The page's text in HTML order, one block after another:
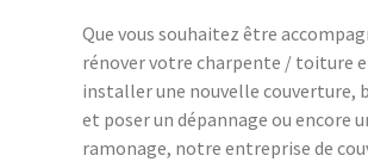
Que vous souhaitez être
rénover votre charpente / toiture
installer une nouvelle couverture,
et poser un dépannage ou encore
ramonage, notre entreprise de